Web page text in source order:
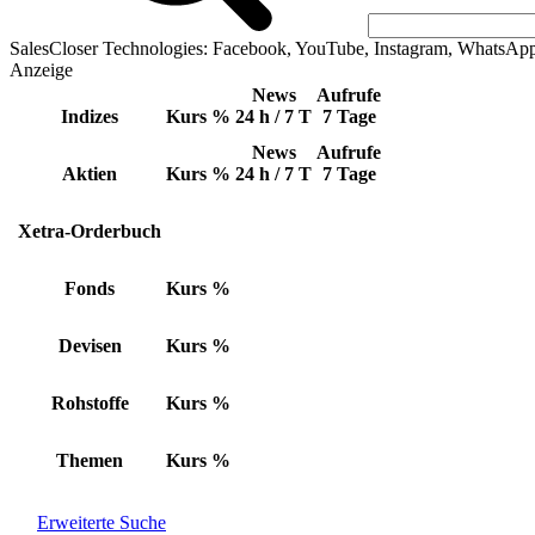
SalesCloser Technologies: Facebook, YouTube, Instagram,
Anzeige
Indizes Kurs %
News
24 h / 7 T
Aufrufe
7 Tage
Aktien Kurs %
News
24 h / 7 T
Aufrufe
7 Tage
Xetra-Orderbuch
Fonds Kurs %
Devisen Kurs %
Rohstoffe Kurs %
Themen Kurs %
Erweiterte Suche